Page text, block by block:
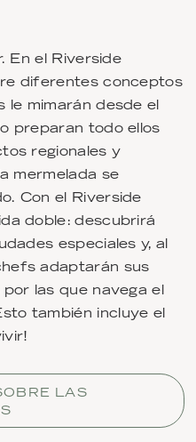
En el Riverside
diferentes conceptos
le mimarán desde el
preparan todo ellos
regionales y
mermelada se
Con el Riverside
doble: descubrirá
especiales y, al
adaptarán sus
las que navega el
también incluye el
LAS